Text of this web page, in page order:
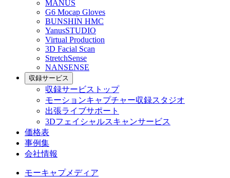
MANUS
G6 Mocap Gloves
BUNSHIN HMC
YanusSTUDIO
Virtual Production
3D Facial Scan
StretchSense
NANSENSE
収録サービス
収録サービストップ
モーションキャプチャー収録スタジオ
出張ライブサポート
3Dフェイシャルスキャンサービス
価格表
事例集
会社情報
モーキャプメディア